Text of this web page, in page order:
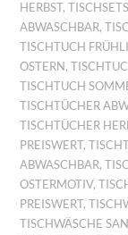
HERBST,
ABWASCHBAR,
TISCHTUCH
OSTERN ,
TISCHTUCH
TISCHTÜCHER
TISCHTÜCHER
PREISWERT,
ABWASCHBAR,
OSTERMOTIV,
PREISWERT,
TISCHWÄSCHE